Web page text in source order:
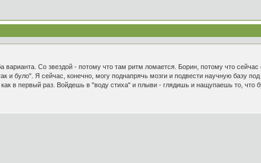
Со звездой - потому что там ритм ломается. Борин, потому что сейчас
и було". Я сейчас, конечно, могу поднапрячь мозги и подвести научную базу
в первый раз. Войдешь в "воду стиха" и плыви - глядишь и нащупаешь то, что